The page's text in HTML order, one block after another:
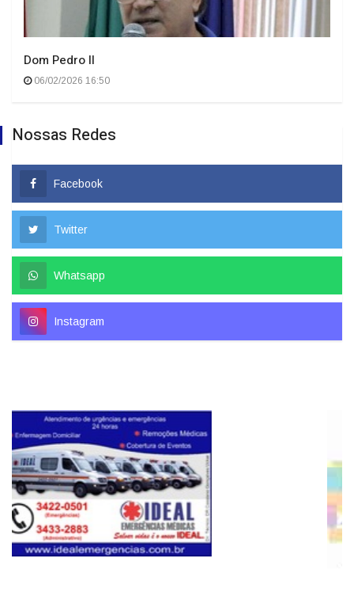
Dom Pedro II
06/02/2026 16:50
Nossas Redes
Facebook
Twitter
Whatsapp
Instagram